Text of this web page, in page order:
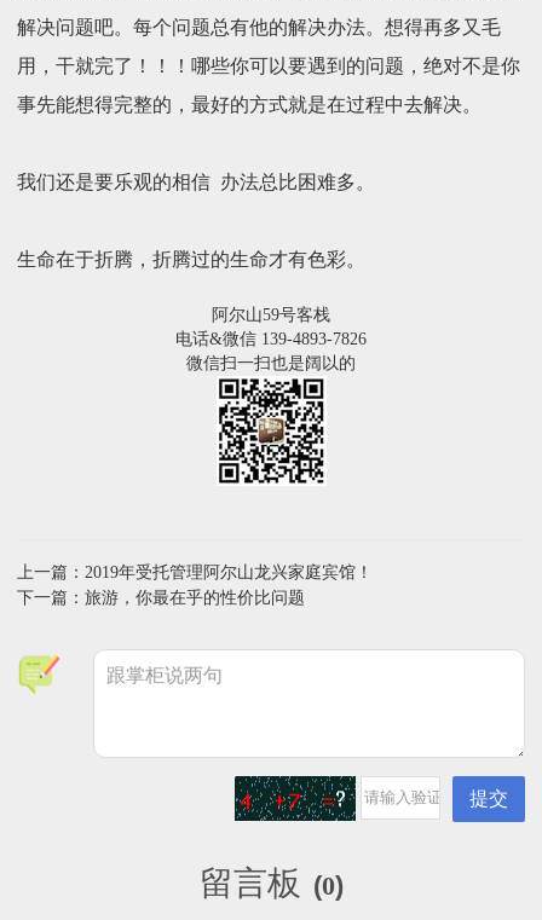
解决问题吧。每个问题总有他的解决办法。想得再多又毛
用，干就完了！！！哪些你可以要遇到的问题，绝对不是你
事先能想得完整的，最好的方式就是在过程中去解决。
我们还是要乐观的相信 办法总比困难多。
生命在于折腾，折腾过的生命才有色彩。
阿尔山59号客栈
电话&微信 139-4893-7826
微信扫一扫也是阔以的
上一篇：2019年受托管理阿尔山龙兴家庭宾馆！
下一篇：旅游，你最在乎的性价比问题
留言板 (0)